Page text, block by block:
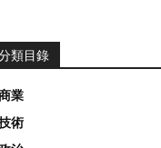
類目錄
業
術